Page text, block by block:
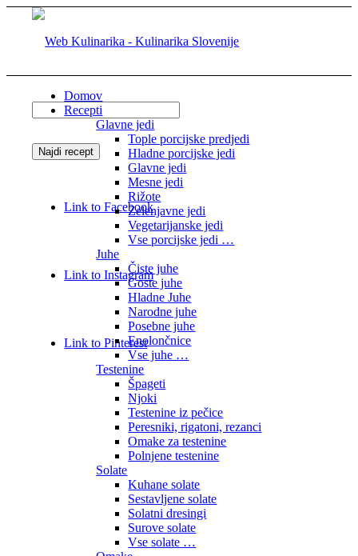
Link to Facebook
Link to Instagram
Link to Pinterest
Domov
Recepti
Glavne jedi
Tople porcijske predjedi
Hladne porcijske jedi
Glavne jedi
Mesne jedi
Rižote
Zelenjavne jedi
Vegetarijanske jedi
Vse porcijske jedi …
Juhe
Čiste juhe
Goste juhe
Hladne Juhe
Narodne juhe
Posebne juhe
Enolončnice
Vse juhe …
Testenine
Špageti
Njoki
Testenine iz pečice
Peresniki, rigatoni, rezanci
Omake za testenine
Polnjene testenine
Solate
Kuhane solate
Sestavljene solate
Solatni dresingi
Surove solate
Vse solate …